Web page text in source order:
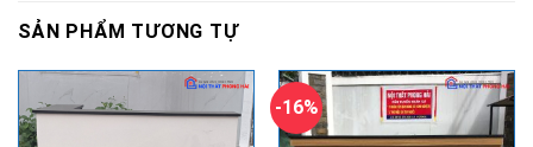
SẢN PHẨM TƯƠNG TỰ
-16%